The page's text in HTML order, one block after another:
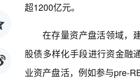
超1200亿元。
在存量资产盘活领域，
股债多样化手段进行资金融
业资产盘活，例如参与pre-